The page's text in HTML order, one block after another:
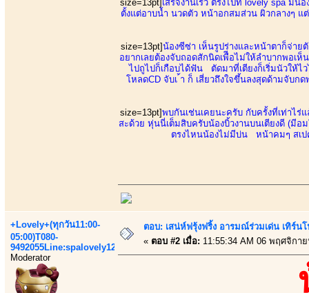
size=13pt] เสร็จงานเร็ว ตรงไปที่ lovely spa มี
ตั้งแต่อาบน้ำ นวดตัว หน้าอกสมส่วน ผิวกลางๆ แ
size=13pt]น้องซีซ่า เห็นรูปร่างและหน้าตาก็จ่าย
อยากเลยต้องจับถอดสักนิดเพืีอไม่ให้ลำบากพอเ
ไปถูไปก็เกือบได้ฟัน ตัดมาที่เตียงก็เริ่มนัวให้ไ
โหลดCD จับเ ้า ก็ เสี่ยวถึงใจขึ้นลงสุดด้ามจับก
size=13pt]พบกันเช่นเคยนะครับ กับครั้งที่เท่าไ
สะด้วย หุ่นนี่เต็มสิบครับน้องบิ้วงานบนเตียงดี (มีอ
ตรงไหนน้องไม่มีบ่น หน้าคมๆ สเป
+Lovely+(ทุกวัน11:00-
05:00)T080-
9492055Line:spalovely123
Moderator
ตอบ: เสน่ห์ฟรุ้งฟริ้ง อารมณ์ร่วมเด่น เทิร์
« ตอบ #2 เมื่อ: 11:55:34 AM 06 พฤศจิกา